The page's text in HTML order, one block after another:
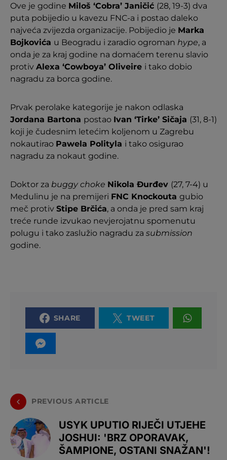
Ove je godine Miloš ‘Cobra’ Janičić (28, 19-3) dva
puta pobijedio u kavezu FNC-a i postao daleko
najveća zvijezda organizacije. Pobijedio je Marka
Bojkovića u Beogradu i zaradio ogroman hype, a
onda je za kraj godine na domaćem terenu slavio
protiv Alexa ‘Cowboya’ Oliveire i tako dobio
nagradu za borca godine.
Prvak perolake kategorije je nakon odlaska
Jordana Bartona postao Ivan ‘Tirke’ Sičaja (31, 8-1)
koji je čudesnim letećim koljenom u Zagrebu
nokautirao Pawela Polityla i tako osigurao
nagradu za nokaut godine.
Doktor za buggy choke Nikola Đurđev (27, 7-4) u
Medulinu je na premijeri FNC Knockouta gubio
meč protiv Stipe Brčića, a onda je pred sam kraj
treće runde izvukao nevjerojatnu spomenutu
polugu i tako zaslužio nagradu za submission
godine.
SHARE TWEET
PREVIOUS ARTICLE
USYK UPUTIO RIJEČI UTJEHE
JOSHUI: 'BRZ OPORAVAK,
ŠAMPIONE, OSTANI SNAŽAN'!